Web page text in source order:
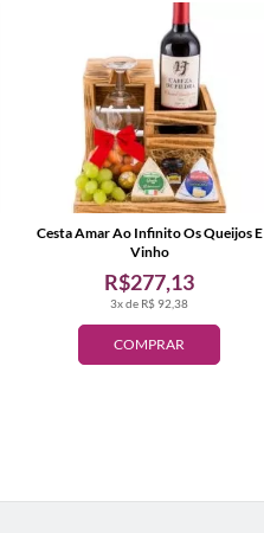
COMPRAR
3x de R$ 92,38
R$277,13
Cesta Amar Ao Infinito Os Queijos E
Vinho